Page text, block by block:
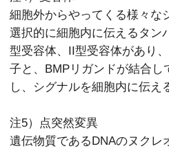
細胞外からやってくる様々な
選択的に細胞内に伝えるタン
型受容体、II型受容体があり
子と、BMPリガンドが結合し
し、シグナルを細胞内に伝え
注5）点突然変異
遺伝物質であるDNAのヌクレ